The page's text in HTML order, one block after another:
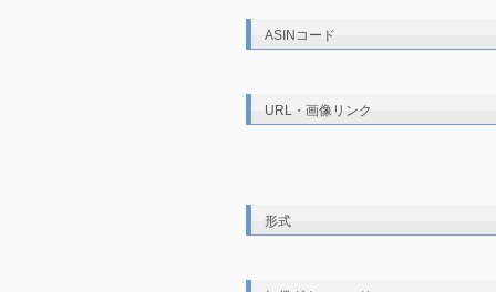
ASINコード
URL・画像リンク
形式